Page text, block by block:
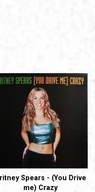
Spears - (You Drive
me) Crazy